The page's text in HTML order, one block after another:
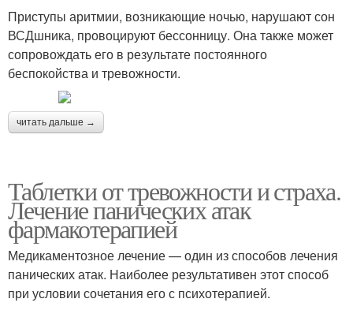
Приступы аритмии, возникающие ночью, нарушают сон
ВСДшника, провоцируют бессонницу. Она также может
сопровождать его в результате постоянного
беспокойства и тревожности.
читать дальше →
Таблетки от тревожности и страха.
Лечение панических атак
фармакотерапией
Медикаментозное лечение — один из способов лечения
панических атак. Наиболее результативен этот способ
при условии сочетания его с психотерапией.